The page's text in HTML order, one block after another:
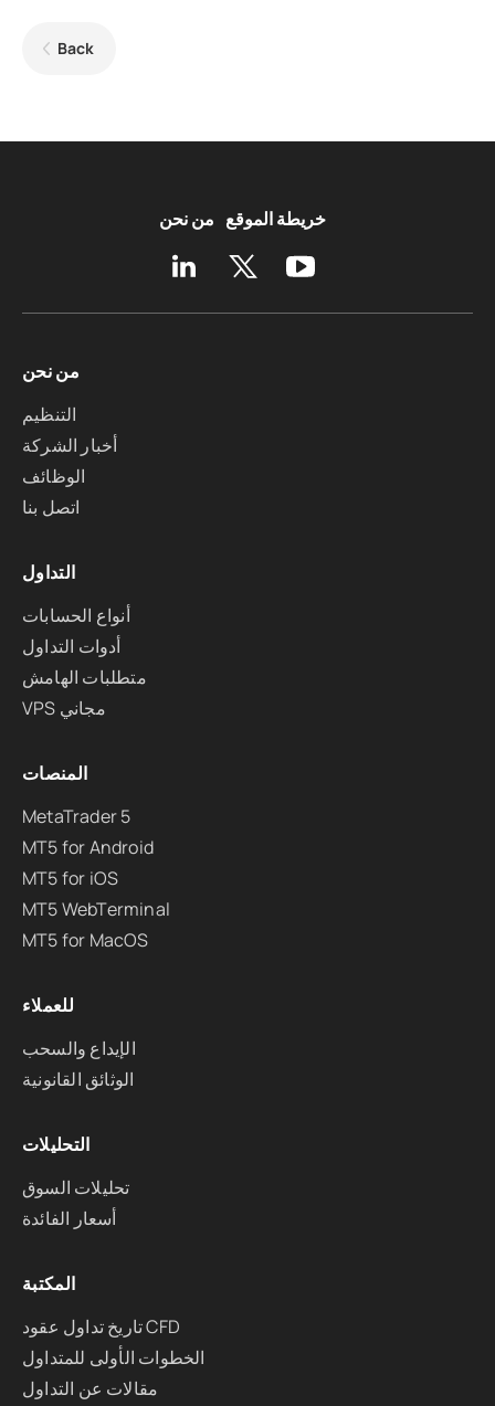
Back
من نحن خريطة الموقع
من نحن
التنظيم
أخبار الشركة
الوظائف
اتصل بنا
التداول
أنواع الحسابات
أدوات التداول
متطلبات الهامش
VPS مجاني
المنصات
MetaTrader 5
MT5 for Android
MT5 for iOS
MT5 WebTerminal
MT5 for MacOS
للعملاء
الإيداع والسحب
الوثائق القانونية
التحليلات
تحليلات السوق
أسعار الفائدة
المكتبة
تاريخ تداول عقود CFD
الخطوات الأولى للمتداول
مقالات عن التداول